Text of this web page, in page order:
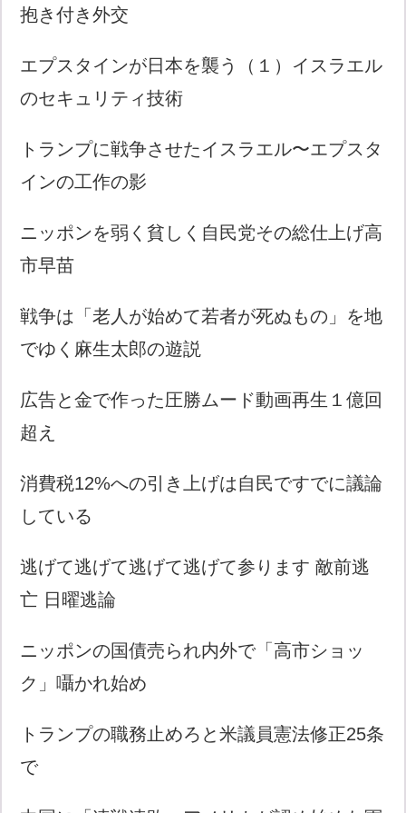
抱き付き外交
エプスタインが日本を襲う（１）イスラエル
のセキュリティ技術
トランプに戦争させたイスラエル〜エプスタ
インの工作の影
ニッポンを弱く貧しく自民党その総仕上げ高
市早苗
戦争は「老人が始めて若者が死ぬもの」を地
でゆく麻生太郎の遊説
広告と金で作った圧勝ムード動画再生１億回
超え
消費税12%への引き上げは自民ですでに議論
している
逃げて逃げて逃げて逃げて参ります 敵前逃
亡 日曜逃論
ニッポンの国債売られ内外で「高市ショッ
ク」囁かれ始め
トランプの職務止めろと米議員憲法修正25条
で